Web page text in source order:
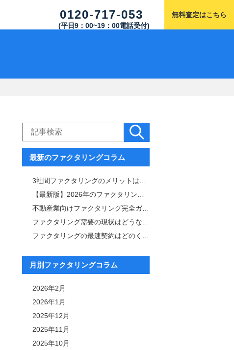
0120-717-053
(平日9：00~19：00電話受付)
無料査定はこちら
最新のファクタリングコラム
不動産業向けファクタリング完全ガイド｜審査・手数料・スピード比較＆おすすめ業者一覧
月別ファクタリングコラム
2026年2月
2026年1月
2025年12月
2025年11月
2025年10月